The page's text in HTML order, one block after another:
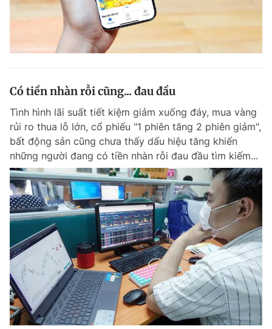
Có tiền nhàn rỗi cũng... đau đầu
Tình hình lãi suất tiết kiệm giảm xuống đáy, mua vàng
rủi ro thua lỗ lớn, cổ phiếu "1 phiên tăng 2 phiên giảm",
bất động sản cũng chưa thấy dấu hiệu tăng khiến
những người đang có tiền nhàn rỗi đau đầu tìm kiếm...